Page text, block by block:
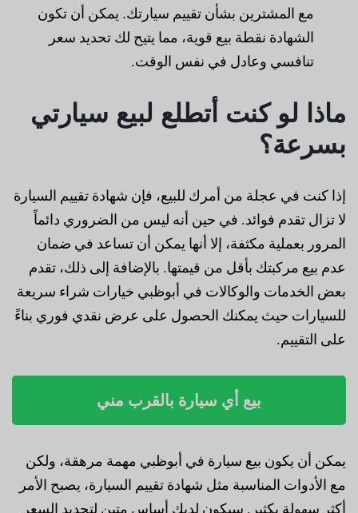
مع المشترين بشأن تقييم سيارتك. يمكن أن تكون
الشهادة نقطة بيع قوية، مما يتيح لك تحديد سعر
تنافسي وعادل في نفس الوقت.
ماذا لو كنت أتطلع لبيع سيارتي
بسرعة؟
إذا كنت في عجلة من أمرك للبيع، فإن شهادة تقييم السيارة
لا تزال تقدم فوائد. في حين أنه ليس من الضروري دائماً
المرور بعملية مكثفة، إلا أنها يمكن أن تساعد في ضمان
عدم بيع مركبتك بأقل من قيمتها. بالإضافة إلى ذلك، تقدم
بعض الخدمات والوكالات في أبوظبي خيارات شراء سريعة
للسيارات حيث يمكنك الحصول على عرض نقدي فوري بناءً
على التقييم.
بيع أي سيارة بالقرب مني
يمكن أن يكون بيع سيارة في أبوظبي مهمة مرهقة، ولكن
مع الأدوات المناسبة مثل شهادة تقييم السيارة، يصبح الأمر
أكثر سهولة بكثير. سيكون لديك أساس متين لتحديد السعر